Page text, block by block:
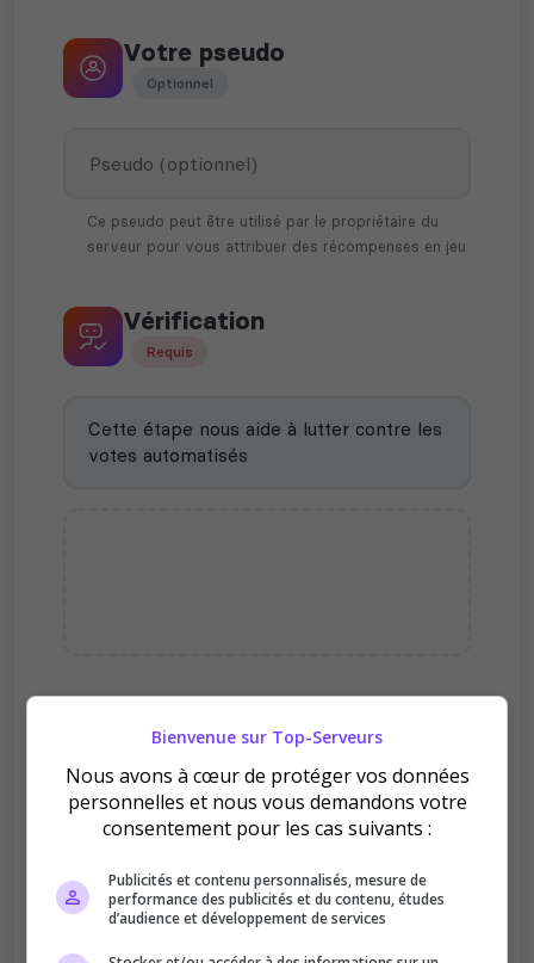
Votre pseudo
Optionnel
Ce pseudo peut être utilisé par le propriétaire du
serveur pour vous attribuer des récompenses en jeu
Vérification
Requis
Cette étape nous aide à lutter contre les
votes automatisés
Lunaris [FR/RP/PC] ?
Améliore le classement
Votre vote aide le serveur à monter dans le
Bienvenue sur Top-Serveurs
Nous avons à cœur de protéger vos données
personnelles et nous vous demandons votre
consentement pour les cas suivants :
Publicités et contenu personnalisés, mesure de
performance des publicités et du contenu, études
d’audience et développement de services